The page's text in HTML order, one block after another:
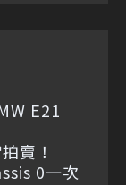
E21
賣！
0一次